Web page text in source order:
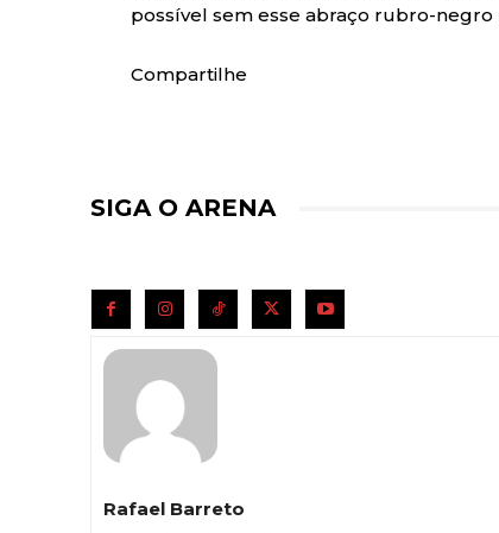
possível sem esse abraço rubro-negro
Compartilhe
SIGA O ARENA
Rafael Barreto